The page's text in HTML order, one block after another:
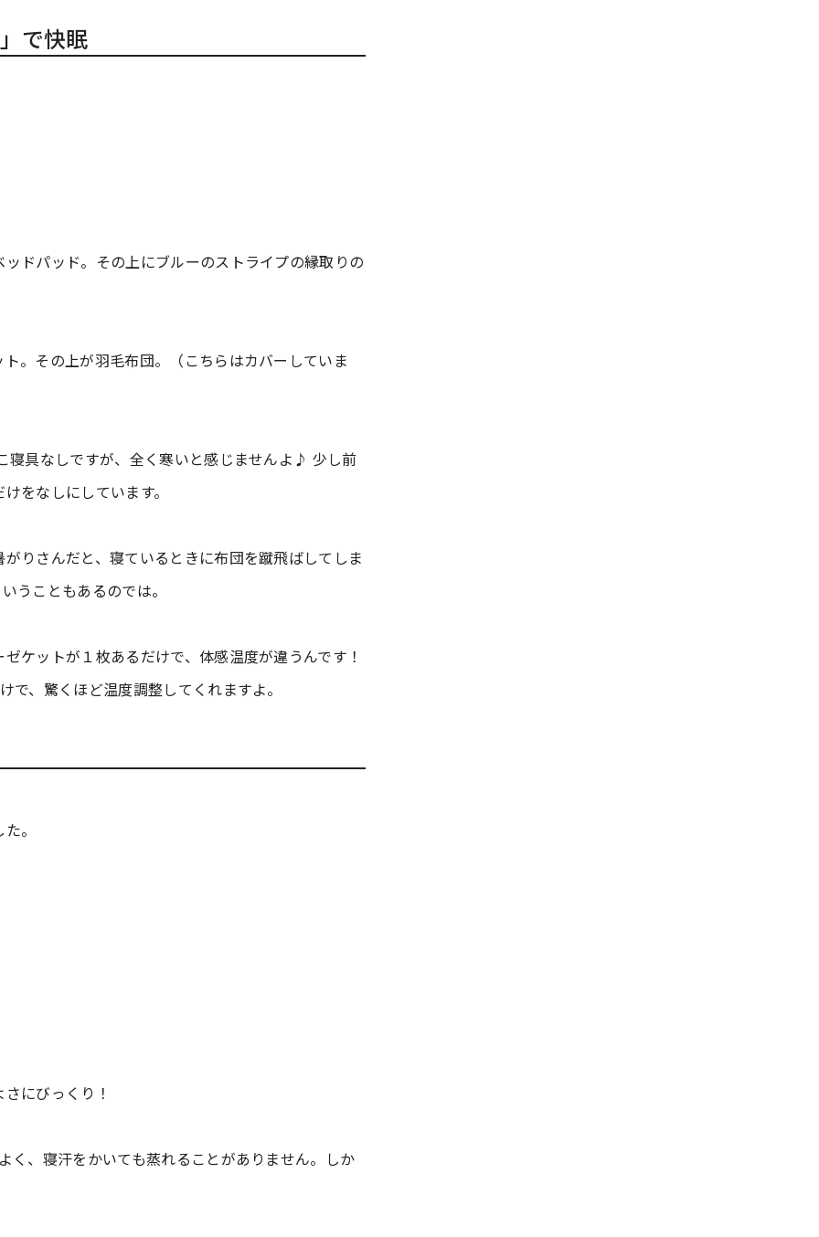
で快眠
ドパッド。その上にブルーのストライプの縁取りの
。その上が羽毛布団。（こちらはカバーしていま
寝具なしですが、全く寒いと感じませんよ♪ 少し前
をなしにしています。
りさんだと、寝ているときに布団を蹴飛ばしてしま
うこともあるのでは。
ケットが１枚あるだけで、体感温度が違うんです！
、驚くほど温度調整してくれますよ。
。
にびっくり！
く、寝汗をかいても蒸れることがありません。しか